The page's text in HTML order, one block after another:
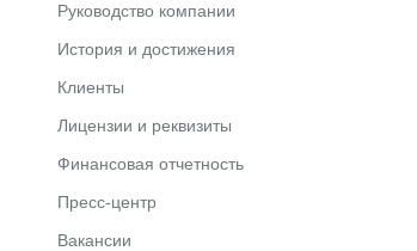
Руководство компании
История и достижения
Клиенты
Лицензии и реквизиты
Финансовая отчетность
Пресс-центр
Вакансии